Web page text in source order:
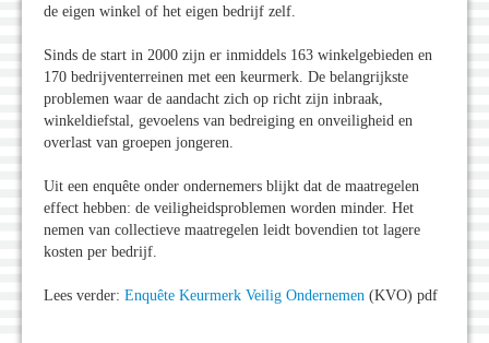
de eigen winkel of het eigen bedrijf zelf.
Sinds de start in 2000 zijn er inmiddels 163 winkelgebieden en
170 bedrijventerreinen met een keurmerk. De belangrijkste
problemen waar de aandacht zich op richt zijn inbraak,
winkeldiefstal, gevoelens van bedreiging en onveiligheid en
overlast van groepen jongeren.
Uit een enquête onder ondernemers blijkt dat de maatregelen
effect hebben: de veiligheidsproblemen worden minder. Het
nemen van collectieve maatregelen leidt bovendien tot lagere
kosten per bedrijf.
Lees verder: Enquête Keurmerk Veilig Ondernemen (KVO) pdf